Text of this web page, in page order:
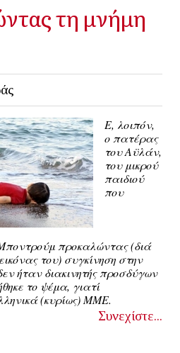
τη μνήμη
E, λοιπόν,
ο πατέρας
του Αϋλάν,
του μικρού
παιδιού
που
προκαλώντας (διά
του) συγκίνηση στην
ήταν διακινητής προσδύγων
το ψέμα, γιατί
(κυρίως) ΜΜΕ.
Συνεχίστε...